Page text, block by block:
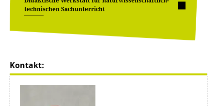
technischen Sachunterricht
Kontakt: